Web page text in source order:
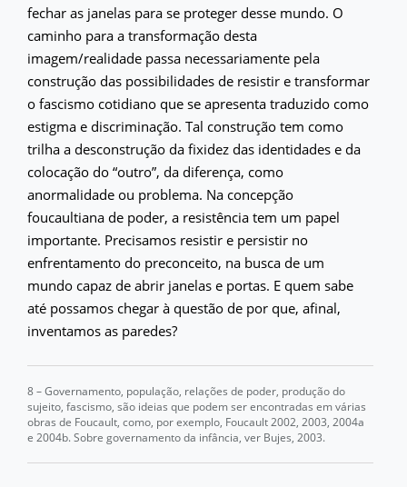
fechar as janelas para se proteger desse mundo. O
caminho para a transformação desta
imagem/realidade passa necessariamente pela
construção das possibilidades de resistir e transformar
o fascismo cotidiano que se apresenta traduzido como
estigma e discriminação. Tal construção tem como
trilha a desconstrução da fixidez das identidades e da
colocação do “outro”, da diferença, como
anormalidade ou problema. Na concepção
foucaultiana de poder, a resistência tem um papel
importante. Precisamos resistir e persistir no
enfrentamento do preconceito, na busca de um
mundo capaz de abrir janelas e portas. E quem sabe
até possamos chegar à questão de por que, afinal,
inventamos as paredes?
8 – Governamento, população, relações de poder, produção do
sujeito, fascismo, são ideias que podem ser encontradas em várias
obras de Foucault, como, por exemplo, Foucault 2002, 2003, 2004a
e 2004b. Sobre governamento da infância, ver Bujes, 2003.